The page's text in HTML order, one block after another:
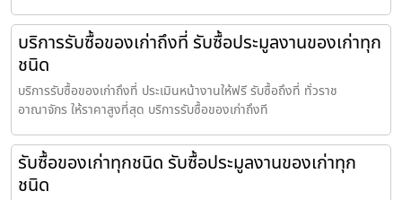
บริการรับซื้อของเก่าถึงที่ รับซื้อประมูลงานของเก่าทุก
ชนิด
บริการรับซื้อของเก่าถึงที่ ประเมินหน้างานให้ฟรี รับซื้อถึงที่ ทั่วราช
อาณาจักร ให้ราคาสูงที่สุด บริการรับซื้อของเก่าถึงที
รับซื้อของเก่าทุกชนิด รับซื้อประมูลงานของเก่าทุก
ชนิด